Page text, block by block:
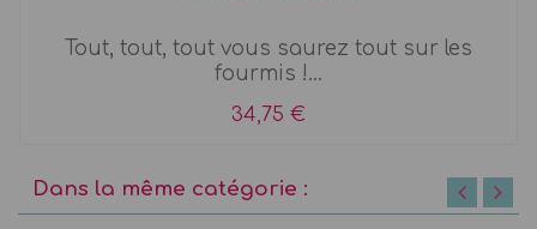
Tout, tout, tout vous saurez tout sur les
fourmis !...
34,75 €
Dans la même catégorie :